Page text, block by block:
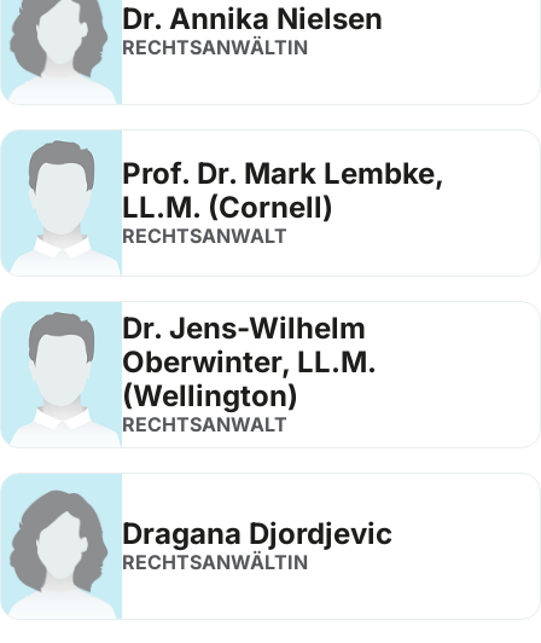
Dr. Annika Nielsen
RECHTSANWÄLTIN
Prof. Dr. Mark Lembke,
LL.M. (Cornell)
RECHTSANWALT
Dr. Jens-Wilhelm
Oberwinter, LL.M.
(Wellington)
RECHTSANWALT
Dragana Djordjevic
RECHTSANWÄLTIN